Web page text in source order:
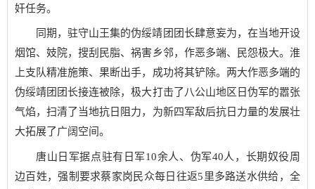
奸任务。
同期，驻守山王集的伪绥靖团团长肆意妄为，在当地开设
烟馆、妓院，搜刮民脂、祸害乡邻，作恶多端、民怨极大。淮
上支队精准施策、果断出手，成功将其铲除。两大作恶多端的
伪绥靖团团长接连被除，极大打击了八公山地区日伪军的嚣张
气焰，扫清了当地抗日阻力，为新四军敌后抗日力量的发展壮
大拓展了广阔空间。
唐山日军据点驻有日军10余人、伪军40人，长期奴役周
边百姓，强制要求蔡家岗民众每日往返5里多路送水供给，全